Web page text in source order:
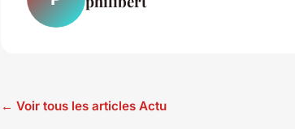
← Voir tous les articles Actu